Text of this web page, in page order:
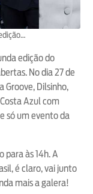
edição do
No dia 27 de
Groove, Dilsinho,
Azul com
só um evento da
para às 14h. A
é claro, vai junto
mais a galera!